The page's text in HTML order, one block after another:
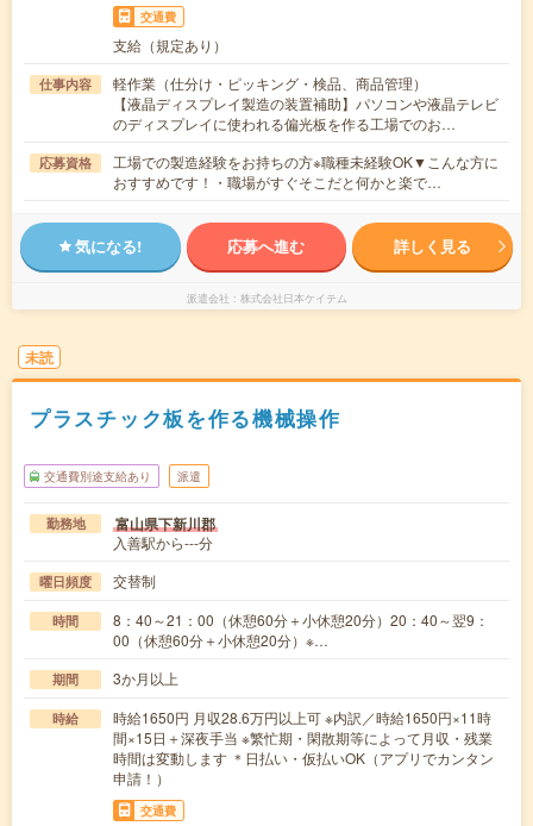
交通費
支給（規定あり）
仕事内容
軽作業（仕分け・ピッキング・検品、商品管理）
【液晶ディスプレイ製造の装置補助】パソコンや液晶テレビ
のディスプレイに使われる偏光板を作る工場でのお…
応募資格
工場での製造経験をお持ちの方※職種未経験OK▼こんな方に
おすすめです！・職場がすぐそこだと何かと楽で…
気になる! 応募へ進む 詳しく見る
派遣会社 株式会社日本ケイテム
未読
プラスチック板を作る機械操作
交通費別途支給あり 派遣
勤務地 富山県下新川郡
入善駅から---分
曜日頻度 交替制
時間
8：40～21：00（休憩60分＋小休憩20分）20：40～翌9：
00（休憩60分＋小休憩20分）※…
期間 3か月以上
時給
時給1650円 月収28.6万円以上可 ※内訳／時給1650円×11時
間×15日＋深夜手当 ※繁忙期・閑散期等によって月収・残業
時間は変動します ＊日払い・仮払いOK（アプリでカンタン
申請！）
交通費